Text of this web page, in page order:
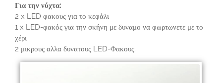
Για την νύχτα:
2 x LED φακους για το κεφάλι
1 x LED-φακός για την σκήνη με δυναμο να φωρτωνετε με το
χέρι
2 μικρους αλλα δυνατους LED-Φακους.